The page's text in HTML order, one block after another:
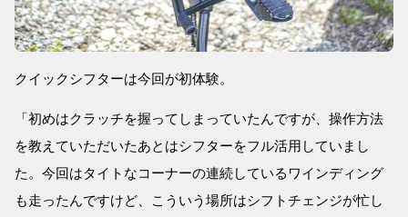
クイックシフターは今回が初体験。
「初めはクラッチを握ってしまっていたんですが、操作方法
を教えていただいたあとはシフターをフル活用していまし
た。今回はタイトなコーナーの連続しているワインディング
も走ったんですけど、こういう場所はシフトチェンジが忙し